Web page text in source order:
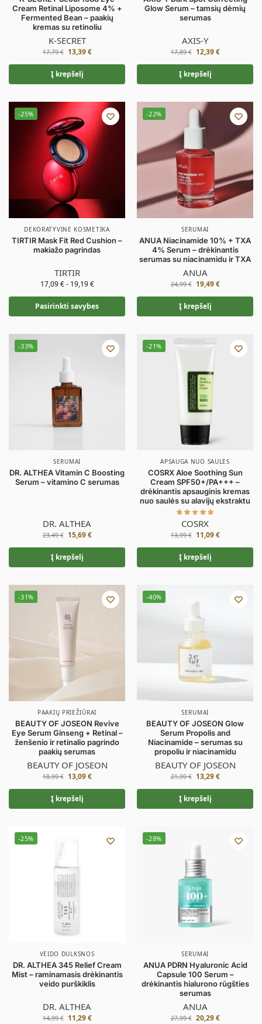
Cream Retinal Liposome 4% +
Fermented Bean – paakių
kremas su retinoliu
K-SECRET
17,79€ 13,39€
Į krepšelį
Glow Serum – tamsių dėmių
serumas
AXIS-Y
17,89€ 12,39€
Į krepšelį
-25%
DEKORATYVINĖ KOSMETIKA
TIRTIR Mask Fit Red Cushion –
makiažo pagrindas
TIRTIR
17,09€ - 19,19€
Pasirinkti savybes
-22%
SERUMAI
ANUA Niacinamide 10% + TXA
4% Serum – drėkinantis
serumas su niacinamidu ir TXA
ANUA
24,99€ 19,49€
Į krepšelį
-33%
SERUMAI
DR. ALTHEA Vitamin C Boosting
Serum – vitamino C serumas
DR. ALTHEA
23,49€ 15,69€
Į krepšelį
-21%
APSAUGA NUO SAULĖS
COSRX Aloe Soothing Sun
Cream SPF50+/PA+++ –
drėkinantis apsauginis kremas
nuo saulės su alavijų ekstraktu
COSRX
13,99€ 11,09€
Į krepšelį
-31%
PAAKIŲ PRIEŽIŪRAI
BEAUTY OF JOSEON Revive
Eye Serum Ginseng + Retinal –
ženšenio ir retinalio pagrindo
paakių serumas
BEAUTY OF JOSEON
18,99€ 13,09€
Į krepšelį
-40%
SERUMAI
BEAUTY OF JOSEON Glow
Serum Propolis and
Niacinamide – serumas su
propoliu ir niacinamidu
BEAUTY OF JOSEON
21,99€ 13,29€
Į krepšelį
-25%
VEIDO DULKSNOS
DR. ALTHEA 345 Relief Cream
Mist – raminamasis drėkinantis
veido purškiklis
DR. ALTHEA
14,99€ 11,29€
-28%
SERUMAI
ANUA PDRN Hyaluronic Acid
Capsule 100 Serum –
drėkinantis hialurono rūgšties
serumas
ANUA
27,99€ 20,29€